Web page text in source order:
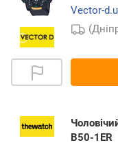
Vector-
B50-1ER